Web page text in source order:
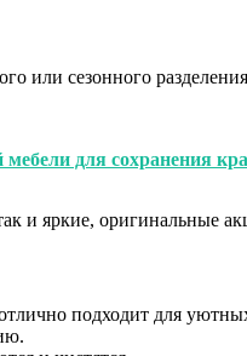
сезонного
для сохранения
и яркие, оригинальные
подходит для